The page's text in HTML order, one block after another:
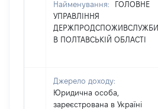
Найменування:
ГОЛОВНЕ
УПРАВЛІННЯ
ДЕРЖПРОДСПОЖИВСЛУЖБИ
В ПОЛТАВСЬКІЙ ОБЛАСТІ
Джерело доходу:
Юридична особа,
зареєстрована в Україні